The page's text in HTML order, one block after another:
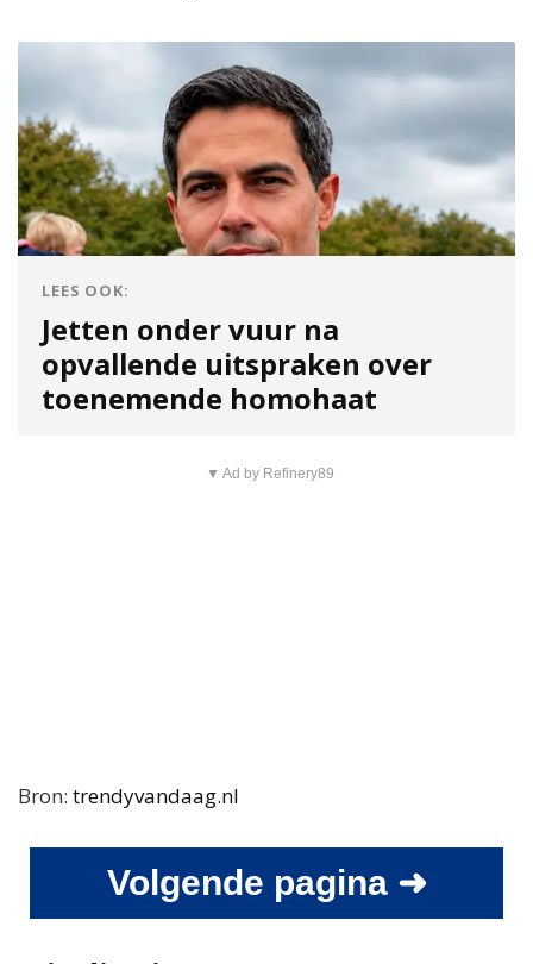
LEES OOK:
Jetten onder vuur na
opvallende uitspraken over
toenemende homohaat
▼ Ad by Refinery89
Bron: trendyvandaag.nl
Volgende pagina ➜